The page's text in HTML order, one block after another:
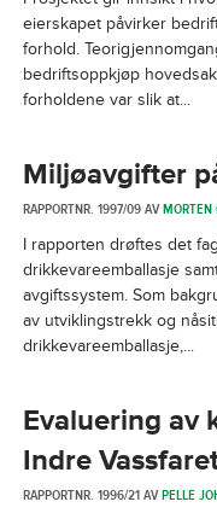
eierskapet påvirker
forhold.
bedriftsoppkjøp
forholdene var slik at...
Miljøavgifter
RAPPORTNR. 1997/09 AVMORTEN
I rapporten drøftes det
drikkevareemballasje
avgiftssystem. Som
av utviklingstrekk og
drikkevareemballasje,...
Evaluering av
Indre
RAPPORTNR. 1996/21 AVPELLE